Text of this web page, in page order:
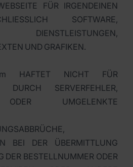
FÜR IRGENDEINEN
SOFTWARE,
UND GRAFIKEN.
HAFTET NICHT FÜR
DURCH SERVERFEHLER,
ODER UMGELENKTE
BEI DER ÜBERMITTLUNG
DER BESTELLNUMMER ODER